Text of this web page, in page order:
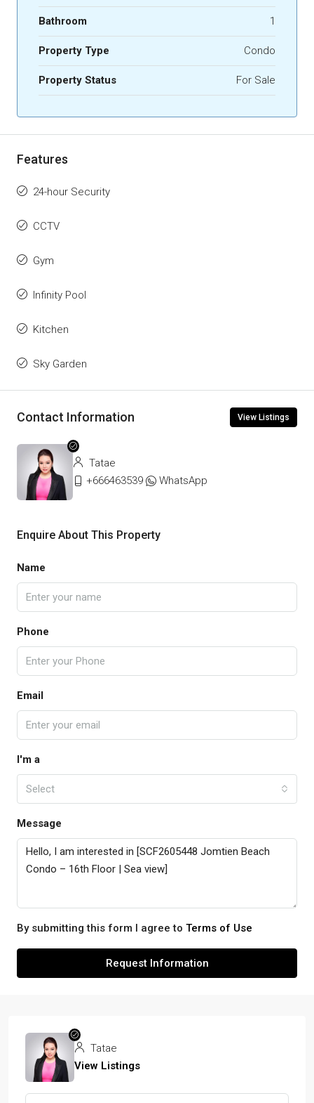
Bathroom 1
Property Type Condo
Property Status For Sale
Features
24-hour Security
CCTV
Gym
Infinity Pool
Kitchen
Sky Garden
Contact Information View Listings
Tatae
+666463539
WhatsApp
Enquire About This Property
Name
Phone
Email
I'm a
Select
Message
By submitting this form I agree to Terms of Use
Request Information
Tatae
View Listings